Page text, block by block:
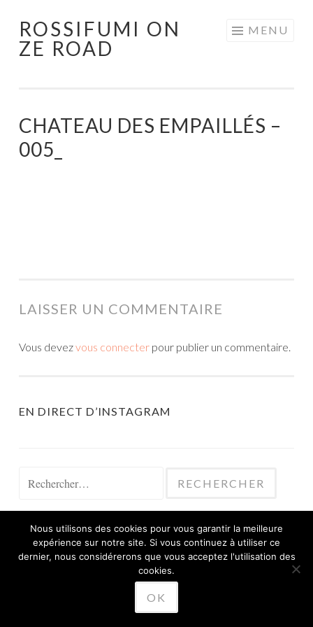
Aller
au
ROSSIFUMI ON
ZE ROAD
MENU
CHATEAU DES EMPAILLÉS –
005_
LAISSER UN COMMENTAIRE
Vous devezvous connecter pour publier un commentaire.
EN DIRECT D’INSTAGRAM
FIÈREMENT PROPULSÉ PAR WORDPRESS
THÈME SKETCH PARWORDPRESS.COM
Nous utilisons des cookies pour vous garantir la meilleure
expérience sur notre site. Si vous continuez à utiliser ce
dernier, nous considérerons que vous acceptez l'utilisation des
cookies.
OK